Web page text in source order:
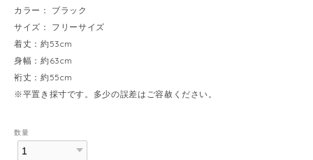
カラー： ブラック
サイズ： フリーサイズ
着丈：約53cm
身幅：約63cm
裄丈：約55cm
※平置き採寸です。多少の誤差はご容赦ください。
数量